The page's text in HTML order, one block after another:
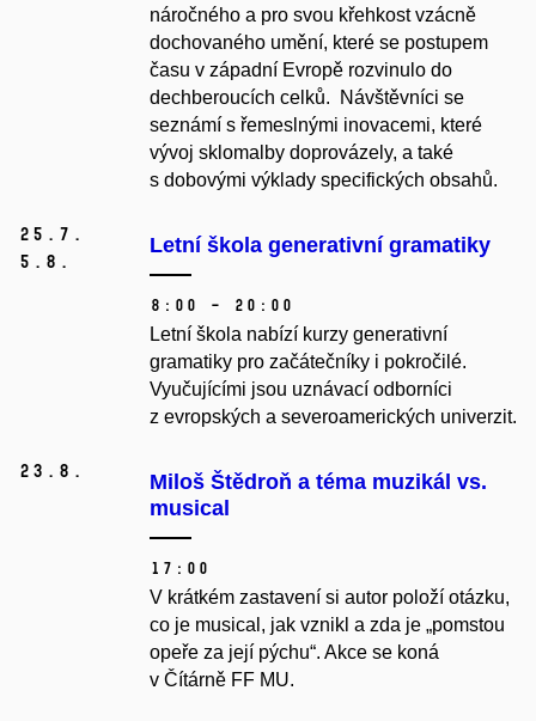
náročného a pro svou křehkost vzácně
dochovaného umění, které se postupem
času v západní Evropě rozvinulo do
dechberoucích celků. Návštěvníci se
seznámí s řemeslnými inovacemi, které
vývoj sklomalby doprovázely, a také
s dobovými výklady specifických obsahů.
25. 7.
5. 8.
Letní škola generativní gramatiky
8:00 – 20:00
Letní škola nabízí kurzy generativní
gramatiky pro začátečníky i pokročilé.
Vyučujícími jsou uznávací odborníci
z evropských a severoamerických univerzit.
23. 8.
Miloš Štědroň a téma muzikál vs.
musical
17:00
V krátkém zastavení si autor položí otázku,
co je musical, jak vznikl a zda je „pomstou
opeře za její pýchu“. Akce se koná
v Čítárně FF MU.